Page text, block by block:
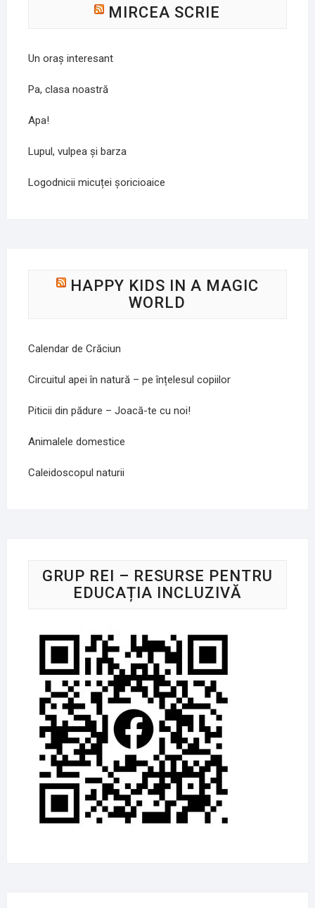
MIRCEA SCRIE
Un oraș interesant
Pa, clasa noastră
Apa!
Lupul, vulpea și barza
Logodnicii micuței șoricioaice
HAPPY KIDS IN A MAGIC
WORLD
Calendar de Crăciun
Circuitul apei în natură – pe înțelesul copiilor
Piticii din pădure – Joacă-te cu noi!
Animalele domestice
Caleidoscopul naturii
GRUP REI – RESURSE PENTRU
EDUCAȚIA INCLUZIVĂ